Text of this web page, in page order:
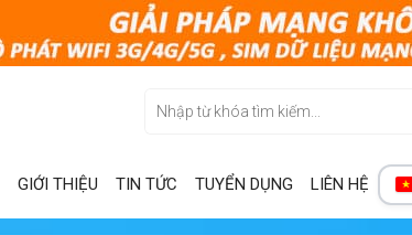
GIỚI THIỆU TIN TỨC TUYỂN DỤNG LIÊN HỆ